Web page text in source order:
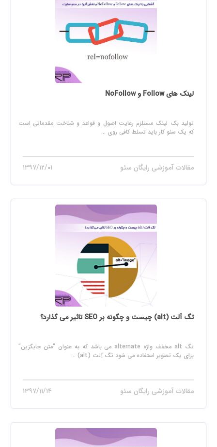
لینک های Follow و NoFollow
تولید بک لینک مستلزم رعایت اصول و قواعد و شناخت مقدماتی است
که یک سئو کار باید تسلط کافی روی ...
مقالات آموزشی رایگان سئو ۱۳۹۷/۱۲/۰۱
تگ آلت (alt) چیست و چگونه بر SEO تاثیر می گذارد؟
تگ alt مخفف واژه alternate می باشد که به عنوان "متن جایگزین"
برای یک تصویر استفاده می شود تگ آلت (alt) ...
مقالات آموزشی رایگان سئو ۱۳۹۷/۱۱/۱۴